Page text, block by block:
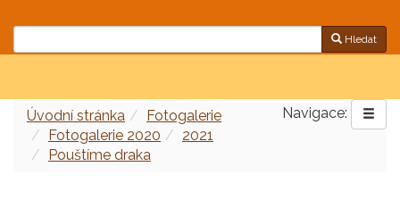
Hledat
Navigace:
Úvodní stránka
Fotogalerie
Fotogalerie 2020
2021
Pouštíme draka